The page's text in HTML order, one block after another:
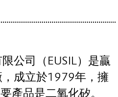
公司（EUSIL）是贏
成立於1979年，擁
產品是二氧化矽。